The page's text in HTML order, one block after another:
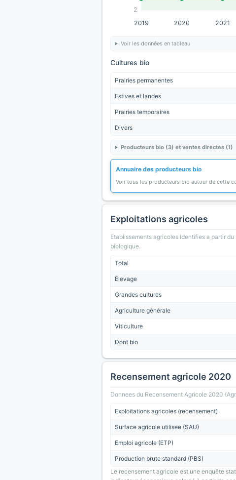
2
2019 2020 2021
Voir les données en tableau
Cultures bio
Prairies permanentes
Estives et landes
Prairies temporaires
Divers
Producteurs bio (3) et ventes directes (1)
Annuaire des producteurs bio
Voir tous les producteurs bio autour de cette
Exploitations agricoles
Etablissements agricoles identifies a partir
biologique.
Total
Élevage
Grandes cultures
Agriculture générale
Viticulture
Dont bio
Recensement agricole 2020
Donnees du Recensement Agricole 2020
Exploitations agricoles (recensement)
Surface agricole utilisee (SAU)
Emploi agricole (ETP)
Production brute standard (PBS)
Le recensement agricole est une enquête